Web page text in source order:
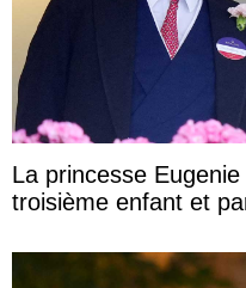
La princesse
troisième enfant et